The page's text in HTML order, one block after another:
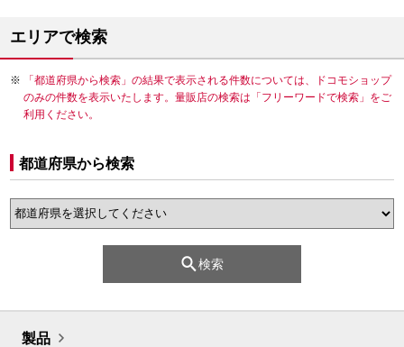
エリアで検索
「都道府県から検索」の結果で表示される件数については、ドコモショップ
のみの件数を表示いたします。量販店の検索は「フリーワードで検索」をご
利用ください。
都道府県から検索
検索
製品